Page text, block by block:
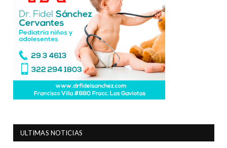
ULTIMAS NOTICIAS